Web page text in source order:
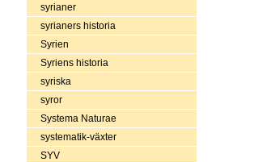
syrianer
syrianers historia
Syrien
Syriens historia
syriska
syror
Systema Naturae
systematik-växter
SYV